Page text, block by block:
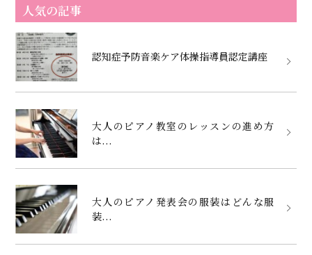
人気の記事
認知症予防音楽ケア体操指導員認定講座
大人のピアノ教室のレッスンの進め方
は...
大人のピアノ発表会の服装はどんな服
装...